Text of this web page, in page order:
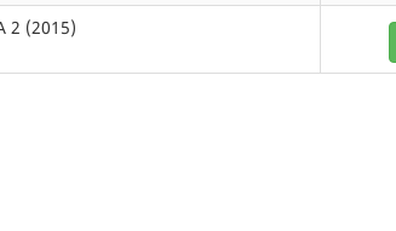
2 (2015)